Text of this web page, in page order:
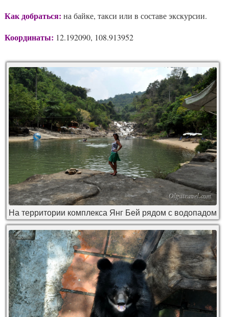
Как добраться: на байке, такси или в составе экскурсии.
Координаты: 12.192090, 108.913952
На территории комплекса Янг Бей рядом с водопадом